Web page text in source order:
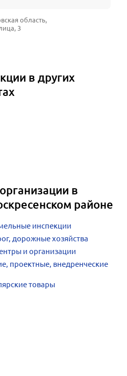
область,
3
в других
в
районе
инспекции
дорожные хозяйства
и организации
проектные, внедренческие
товары